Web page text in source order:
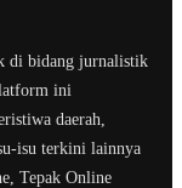
di bidang jurnalistik
ini
daerah,
isu terkini lainnya
Tepak Online